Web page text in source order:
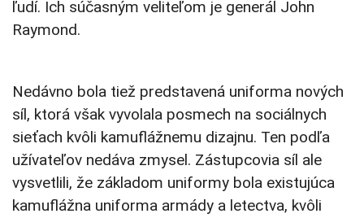
ľudí. Ich súčasným veliteľom je generál John
Raymond.
Nedávno bola tiež predstavená uniforma nových
síl, ktorá však vyvolala posmech na sociálnych
sieťach kvôli kamuflážnemu dizajnu. Ten podľa
užívateľov nedáva zmysel. Zástupcovia síl ale
vysvetlili, že základom uniformy bola existujúca
kamuflážna uniforma armády a letectva, kvôli